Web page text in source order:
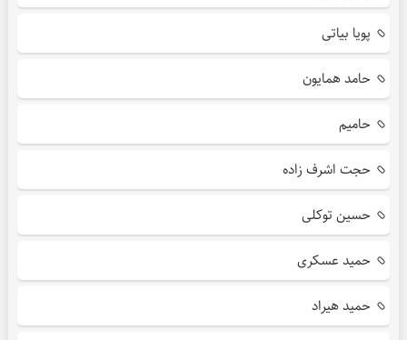
پویا بیاتی
حامد همایون
حامیم
حجت اشرف زاده
حسین توکلی
حمید عسکری
حمید هیراد